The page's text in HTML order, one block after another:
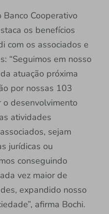
Cooperativo
os benefícios
com os associados e
“Seguimos em nosso
atuação próxima
por nossas 103
o desenvolvimento
atividades
sejam
jurídicas ou
conseguindo
vez maior de
expandido nosso
afirma Bochi.